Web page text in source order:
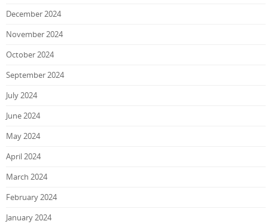
December 2024
November 2024
October 2024
September 2024
July 2024
June 2024
May 2024
April 2024
March 2024
February 2024
January 2024